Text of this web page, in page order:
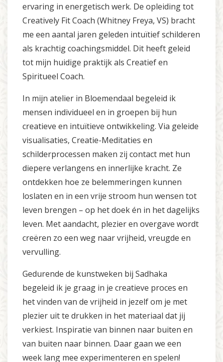
ervaring in energetisch werk. De opleiding tot
Creatively Fit Coach (Whitney Freya, VS) bracht
me een aantal jaren geleden intuïtief schilderen
als krachtig coachingsmiddel. Dit heeft geleid
tot mijn huidige praktijk als Creatief en
Spiritueel Coach.
In mijn atelier in Bloemendaal begeleid ik
mensen individueel en in groepen bij hun
creatieve en intuïtieve ontwikkeling. Via geleide
visualisaties, Creatie-Meditaties en
schilderprocessen maken zij contact met hun
diepere verlangens en innerlijke kracht. Ze
ontdekken hoe ze belemmeringen kunnen
loslaten en in een vrije stroom hun wensen tot
leven brengen – op het doek én in het dagelijks
leven. Met aandacht, plezier en overgave wordt
creëren zo een weg naar vrijheid, vreugde en
vervulling.
Gedurende de kunstweken bij Sadhaka
begeleid ik je graag in je creatieve proces en
het vinden van de vrijheid in jezelf om je met
plezier uit te drukken in het materiaal dat jij
verkiest. Inspiratie van binnen naar buiten en
van buiten naar binnen. Daar gaan we een
week lang mee experimenteren en spelen!